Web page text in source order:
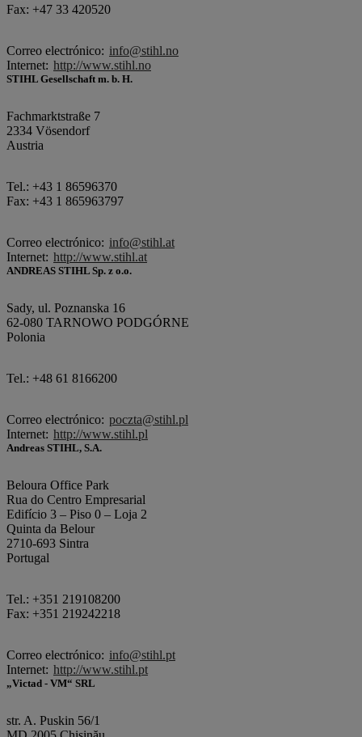
Fax: +47 33 420520
Correo electrónico: info@stihl.no
Internet: http://www.stihl.no
STIHL Gesellschaft m. b. H.
Fachmarktstraße 7
2334 Vösendorf
Austria
Tel.: +43 1 86596370
Fax: +43 1 865963797
Correo electrónico: info@stihl.at
Internet: http://www.stihl.at
ANDREAS STIHL Sp. z o.o.
Sady, ul. Poznanska 16
62-080 TARNOWO PODGÓRNE
Polonia
Tel.: +48 61 8166200
Correo electrónico: poczta@stihl.pl
Internet: http://www.stihl.pl
Andreas STIHL, S.A.
Beloura Office Park
Rua do Centro Empresarial
Edifício 3 – Piso 0 – Loja 2
Quinta da Belour
2710-693 Sintra
Portugal
Tel.: +351 219108200
Fax: +351 219242218
Correo electrónico: info@stihl.pt
Internet: http://www.stihl.pt
„Victad - VM“ SRL
str. A. Puskin 56/1